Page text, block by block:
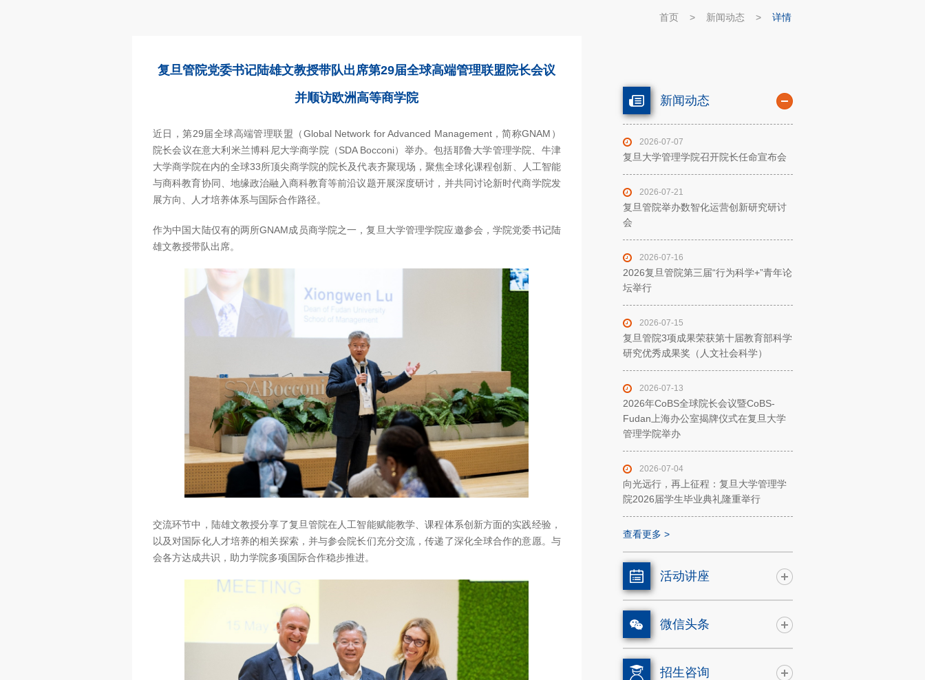
首页 > 新闻动态 > 详情
复旦管院党委书记陆雄文教授带队出席第29届全球高端管理联盟院长会议
并顺访欧洲高等商学院
近日，第29届全球高端管理联盟（Global Network for Advanced Management，简称GNAM）
院长会议在意大利米兰博科尼大学商学院（SDA Bocconi）举办。包括耶鲁大学管理学院、牛津
大学商学院在内的全球33所顶尖商学院的院长及代表齐聚现场，聚焦全球化课程创新、人工智能
与商科教育协同、地缘政治融入商科教育等前沿议题开展深度研讨，并共同讨论新时代商学院发
展方向、人才培养体系与国际合作路径。
作为中国大陆仅有的两所GNAM成员商学院之一，复旦大学管理学院应邀参会，学院党委书记陆
雄文教授带队出席。
交流环节中，陆雄文教授分享了复旦管院在人工智能赋能教学、课程体系创新方面的实践经验，
以及对国际化人才培养的相关探索，并与参会院长们充分交流，传递了深化全球合作的意愿。与
会各方达成共识，助力学院多项国际合作稳步推进。
新闻动态
2026-07-07
复旦大学管理学院召开院长任命宣布会
2026-07-21
复旦管院举办数智化运营创新研究研讨
会
2026-07-16
2026复旦管院第三届“行为科学+”青年论
坛举行
2026-07-15
复旦管院3项成果荣获第十届教育部科学
研究优秀成果奖（人文社会科学）
2026-07-13
2026年CoBS全球院长会议暨CoBS-
Fudan上海办公室揭牌仪式在复旦大学
管理学院举办
2026-07-04
向光远行，再上征程：复旦大学管理学
院2026届学生毕业典礼隆重举行
查看更多 >
活动讲座
微信头条
招生咨询